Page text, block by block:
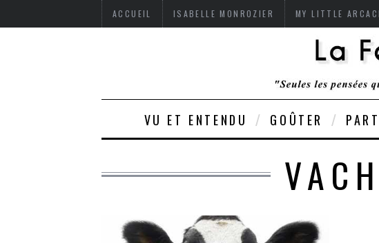
ACCUEIL ISABELLE MONROZIER MY LITTLE
VU ET ENTENDU GOÛTER